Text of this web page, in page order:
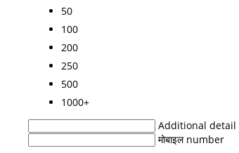
50
100
200
250
500
1000+
Additional detail
मोबाइल number